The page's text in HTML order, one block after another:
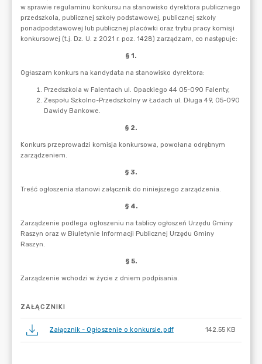
ZAŁĄCZNIKI
Załącznik - Ogłoszenie o konkursie.pdf 142.55 KB